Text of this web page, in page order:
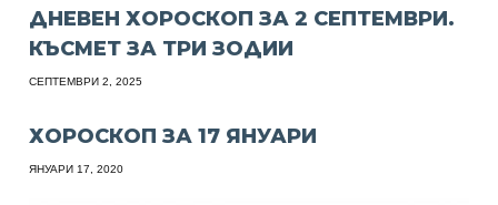
ДНЕВЕН ХОРОСКОП ЗА 2 СЕПТЕМВРИ.
КЪСМЕТ ЗА ТРИ ЗОДИИ
СЕПТЕМВРИ 2, 2025
ХОРОСКОП ЗА 17 ЯНУАРИ
ЯНУАРИ 17, 2020